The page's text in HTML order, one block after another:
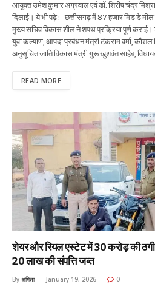
आयुक्त उमेश कुमार अग्रवाल एवं डॉ. शिरीष चंद्र
दिलाई। ये भी पढ़े :- छत्तीसगढ़ में 87 हजार मिड डे
मुख्य सचिव विकास शील ने शपथ प्रक्रिया पूर्ण
युवा कल्याण, आपदा प्रबंधन मंत्री टंकराम वर्मा, कौशल
अनुसूचित जाति विकास मंत्री गुरू खुशवंत साहेब,
READ MORE
शेयर और रियल एस्टेट में 30 करोड़ की ठगी
20 लाख की संपत्ति जब्त
By अमिता January 19, 2026 0